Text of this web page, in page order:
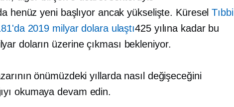
henüz yeni başlıyor ancak yükselişte. KüreselTıbbi
2019 milyar dolara ulaştı425 yılına kadar bu
doların üzerine çıkması bekleniyor.
önümüzdeki yıllarda nasıl değişeceğini
okumaya devam edin.